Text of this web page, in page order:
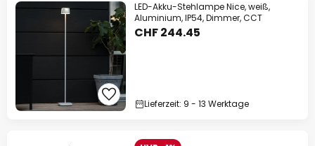
LED-Akku-Stehlampe Nice, weiß,
Aluminium, IP54, Dimmer, CCT
CHF 244.45
Lieferzeit: 9 - 13 Werktage